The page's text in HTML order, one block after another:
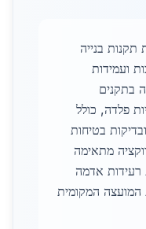
תקנות בנייה
ועמידות
בתקנים
פלדה, כולל
בטיחות
מתאימה
רעידות אדמה
המועצה המקומית